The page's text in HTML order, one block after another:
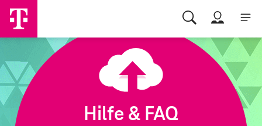
Hilfe & FAQ